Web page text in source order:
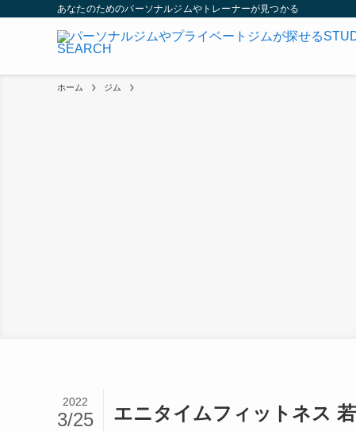
あなたのためのパーソナルジムやトレーナーが見つかる
ホーム ジム
エニタイムフィットネス
2022
3/25